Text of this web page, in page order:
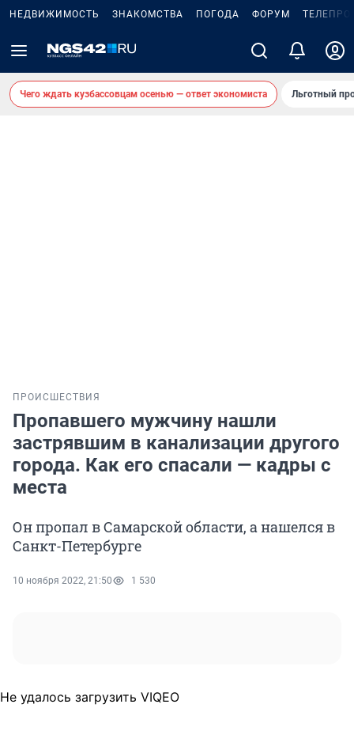
НЕДВИЖИМОСТЬ ЗНАКОМСТВА ПОГОДА ФОРУМ
Чего ждать кузбассовцам осенью — ответ экономиста Льготный
ПРОИСШЕСТВИЯ
Пропавшего мужчину нашли
застрявшим в канализации другого
города. Как его спасали — кадры с
места
Он пропал в Самарской области, а нашелся в
Санкт-Петербурге
10 ноября 2022, 21:50 1 530
Не удалось загрузить VIQEO